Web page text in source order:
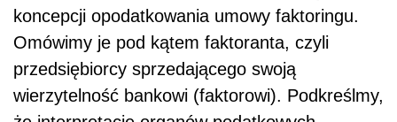
koncepcji opodatkowania umowy faktoringu.
Omówimy je pod kątem faktoranta, czyli
przedsiębiorcy sprzedającego swoją
wierzytelność bankowi (faktorowi). Podkreślmy,